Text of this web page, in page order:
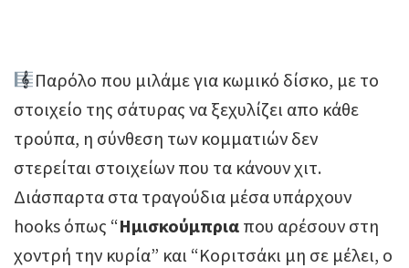
Παρόλο που μιλάμε για κωμικό δίσκο, με το
στοιχείο της σάτυρας να ξεχυλίζει απο κάθε
τρούπα, η σύνθεση των κομματιών δεν
στερείται στοιχείων που τα κάνουν χιτ.
Διάσπαρτα στα τραγούδια μέσα υπάρχουν
hooks όπως “Ημισκούμπρια που αρέσουν στη
χοντρή την κυρία” και “Κοριτσάκι μη σε μέλει, ο